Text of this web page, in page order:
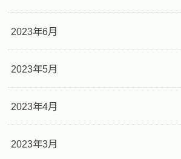
2023年6月
2023年5月
2023年4月
2023年3月